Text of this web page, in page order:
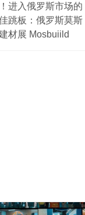
进入俄罗斯市场的
跳板：俄罗斯莫斯
材展 Mosbuiild